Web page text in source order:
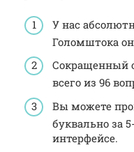
У нас
Голомштока
Сокращенный
всего из 96
Вы можете
буквально за
интерфейсе.